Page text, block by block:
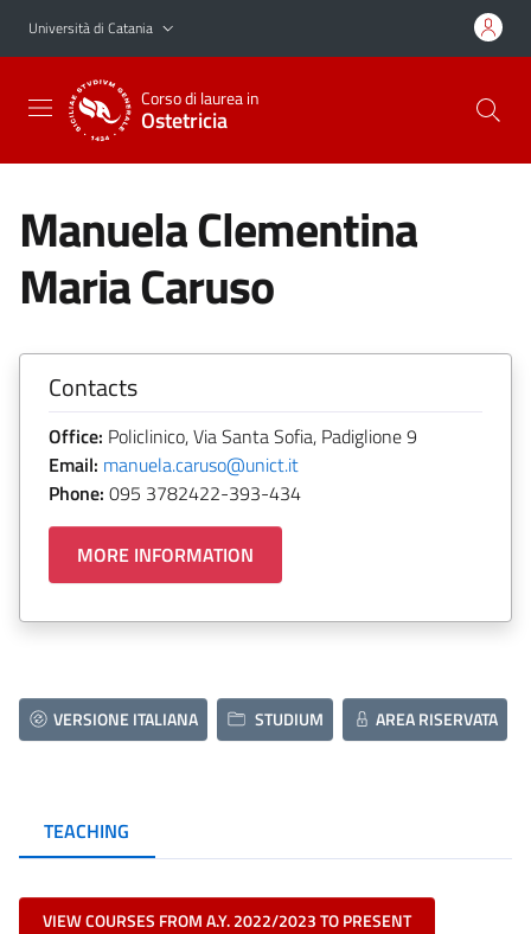
Vai al contenuto principale
Vai al menu di navigazione
Università di Catania
Corso di laurea in
Ostetricia
Manuela Clementina
Maria Caruso
Contacts
Office: Policlinico, Via Santa Sofia, Padiglione 9
Email: manuela.caruso@unict.it
Phone: 095 3782422-393-434
MORE INFORMATION
VERSIONE ITALIANA STUDIUM AREA RISERVATA
TEACHING
VIEW COURSES FROM A.Y. 2022/2023 TO PRESENT